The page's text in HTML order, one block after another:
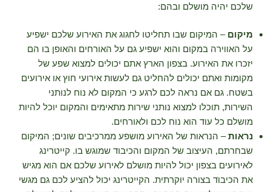
שלכם יהיה מושלם ובהם:
מיקום – המיקום שבו תחליטו לחגוג את האירוע שלכם ישפיע
על האווירה במקום והוא ישפיע גם על האורחים והאופן בו הם
יזכרו את האירוע. בצפון הארץ אתם יכולים למצוא שפע של
מקומות ואתם יכולים להחליט גם לעשות אירועי חוץ או אירועים
בשטח. גם אם נראה לכם לרגע כי המקום לא נוח לנותני
השירות, תוכלו למצוא נותני שירות מתאימים והמקום יוכל להיות
מושלם כל עוד הוא נוח לכם ולאורחים.
נראות– הנראות של האירוע מושפע ממרכיבים שונים; המיקום
שבחרתם, העיצוב של המקום והכיבוד שמוגש בו. קייטרינג
לאירועים בצפון יכול להיות מושלם לאירוע שלכם אם הוא מגיש
את הכיבוד בצורה יוקרתית. הקייטרינג יכול להציע לכם גם מגשי